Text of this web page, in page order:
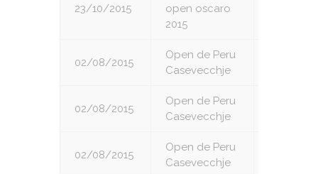
23/10/2015
open oscaro
2015
02/08/2015
Open de Peru
Casevecchje
02/08/2015
Open de Peru
Casevecchje
02/08/2015
Open de Peru
Casevecchje